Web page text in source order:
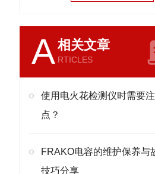
A相关文章
RTICLES
使用电火花检测仪时需要
点？
FRAKO电容的维护保养与
技巧分享